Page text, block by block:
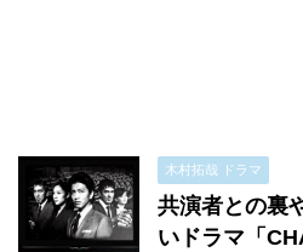
木村拓哉 ドラマ
共演者との裏
いドラマ「